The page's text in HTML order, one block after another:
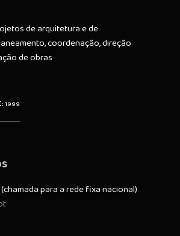
de arquitetura e de
coordenação, direção
de obras
1999
(chamada para a rede fixa nacional)